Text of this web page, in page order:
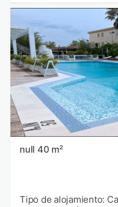
null 40 m²
Tipo de alojamiento: